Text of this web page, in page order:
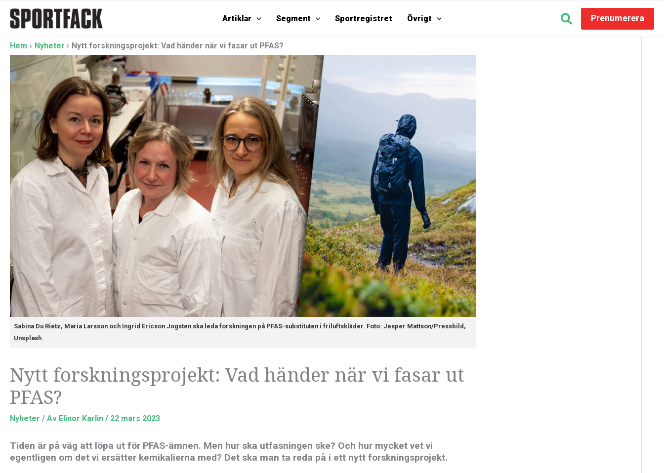
innehåll
Artiklar Segment Sportregistret Övrigt Prenumerera
Hem Nyheter Nytt forskningsprojekt: Vad händer när vi fasar ut PFAS?
Sabina Du Rietz, Maria Larsson och Ingrid Ericson Jogsten ska leda forskningen på PFAS-substituten i friluftskläder. Foto: Jesper Mattson/Pressbild,
Unsplash
Nytt forskningsprojekt: Vad händer när vi fasar ut
PFAS?
Nyheter / Av Elinor Karlin / 22 mars 2023
Tiden är på väg att löpa ut för PFAS-ämnen. Men hur ska utfasningen ske? Och hur mycket vet vi
egentligen om det vi ersätter kemikalierna med? Det ska man ta reda på i ett nytt forskningsprojekt.